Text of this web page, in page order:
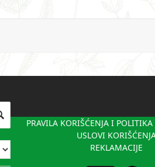
PRAVILA KORIŠĆENJA I
USLOVI
REKLAMACIJE